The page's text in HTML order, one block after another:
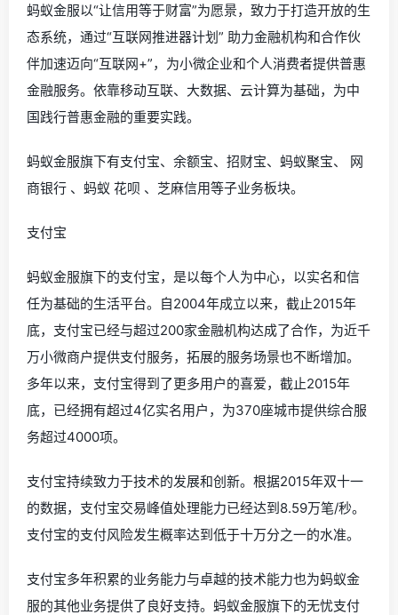
蚂蚁金服以“让信用等于财富”为愿景，致力于打造开放的生
态系统，通过“互联网推进器计划” 助力金融机构和合作伙
伴加速迈向“互联网+”，为小微企业和个人消费者提供普惠
金融服务。依靠移动互联、大数据、云计算为基础，为中
国践行普惠金融的重要实践。
蚂蚁金服旗下有支付宝、余额宝、招财宝、蚂蚁聚宝、 网
商银行 、蚂蚁 花呗 、芝麻信用等子业务板块。
支付宝
蚂蚁金服旗下的支付宝，是以每个人为中心，以实名和信
任为基础的生活平台。自2004年成立以来，截止2015年
底，支付宝已经与超过200家金融机构达成了合作，为近千
万小微商户提供支付服务，拓展的服务场景也不断增加。
多年以来，支付宝得到了更多用户的喜爱，截止2015年
底，已经拥有超过4亿实名用户，为370座城市提供综合服
务超过4000项。
支付宝持续致力于技术的发展和创新。根据2015年双十一
的数据，支付宝交易峰值处理能力已经达到8.59万笔/秒。
支付宝的支付风险发生概率达到低于十万分之一的水准。
支付宝多年积累的业务能力与卓越的技术能力也为蚂蚁金
服的其他业务提供了良好支持。蚂蚁金服旗下的无忧支付